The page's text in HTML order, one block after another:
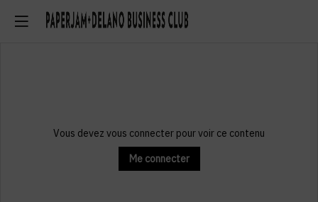
Vous devez vous connecter pour voir ce contenu
Me connecter